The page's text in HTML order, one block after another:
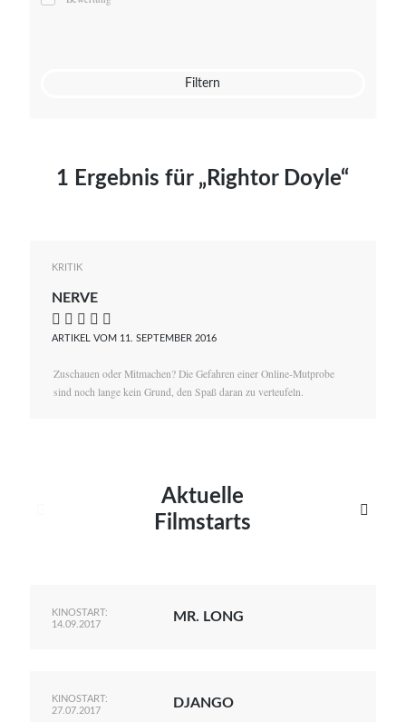
Mato von Vogelstein
Filtern
1 Ergebnis für „Rightor Doyle“
KRITIK
NERVE
    
ARTIKEL VOM 11. SEPTEMBER 2016
Zuschauen oder Mitmachen? Die Gefahren einer Online-Mutprobe
sind noch lange kein Grund, den Spaß daran zu verteufeln.
Aktuelle
Filmstarts

KINOSTART:
14.09.2017
MR. LONG
KINOSTART:
27.07.2017
DJANGO